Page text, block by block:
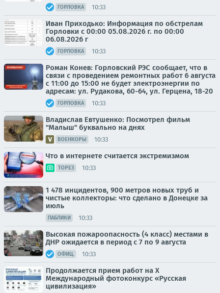
ГОРЛОВКА 10:33
Иван Приходько: Информация по обстрелам
Горловки с 00:00 05.08.2026 г. по 00:00
06.08.2026 г
ГОРЛОВКА 10:33
Роман Конев: Горловский РЭС сообщает, что в
связи с проведением ремонтных работ 6 августа
с 11:00 до 15:00 не будет электроэнергии по
адресам: ул. Рудакова, 60-64, ул. Герцена, 18-20
ГОРЛОВКА 10:33
Владислав Евтушенко: Посмотрел фильм
"Малыш" буквально на днях
ВОЕНКОРЫ 10:33
Что в интернете считается экстремизмом
ТОРЕЗ 10:33
1 478 инцидентов, 900 метров новых труб и
чистые коллекторы: что сделано в Донецке за
июль
ПАБЛИКИ 10:33
Высокая пожароопасность (4 класс) местами в
ДНР ожидается в период с 7 по 9 августа
ОФИЦ. 10:33
Продолжается прием работ на Х
Международный фотоконкурс «Русская
цивилизация»